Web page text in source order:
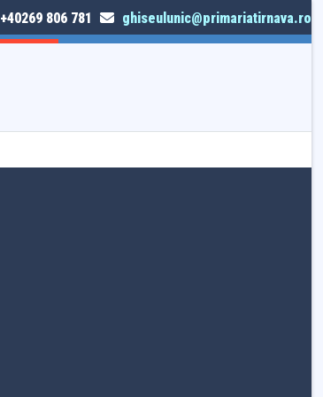
+40269 806 781 ghiseulunic@primariatirnava.ro